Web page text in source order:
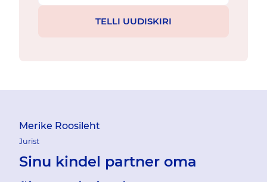
Merike Roosileht
Jurist
Sinu kindel partner oma